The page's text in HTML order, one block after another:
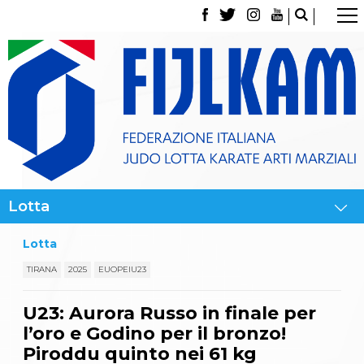
La Federazione
Tesseramento
Contatti
Norme e modulistica Affiliazioni e Tesseramenti
Classifica Società Sportive con più di 100 atleti
tesserati
Giustizia Sportiva
La disciplina
News
Attività Didattica
Lotta
TIRANA 2025 EUOPEIU23
U23: Aurora Russo in finale per
l’oro e Godino per il bronzo!
Piroddu quinto nei 61 kg